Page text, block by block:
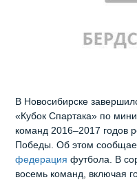
В Новосибирске
«Кубок Спартака» по
команд 2016–2017 годов
Победы. Об этом
федерация футбола. В
восемь команд, включая